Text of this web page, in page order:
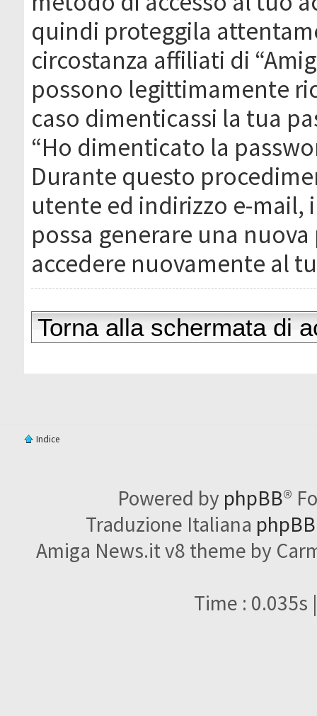
quindi proteggila
circostanza affiliati di
possono legittimamente
caso dimenticassi la tua
“Ho dimenticato la
Durante questo
utente ed indirizzo e-mail,
possa generare una
accedere nuovamente al
Torna alla schermata di
Indice
Powered by phpBB®
Traduzione Italiana
Amiga News.it v8 theme by
Time : 0.035s